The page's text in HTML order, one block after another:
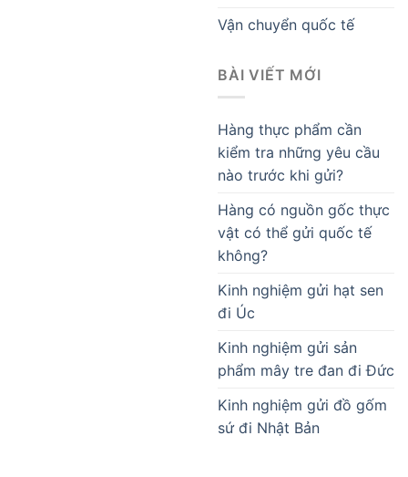
Vận chuyển quốc tế
BÀI VIẾT MỚI
Hàng thực phẩm cần
kiểm tra những yêu cầu
nào trước khi gửi?
Hàng có nguồn gốc thực
vật có thể gửi quốc tế
không?
Kinh nghiệm gửi hạt sen
đi Úc
Kinh nghiệm gửi sản
phẩm mây tre đan đi Đức
Kinh nghiệm gửi đồ gốm
sứ đi Nhật Bản